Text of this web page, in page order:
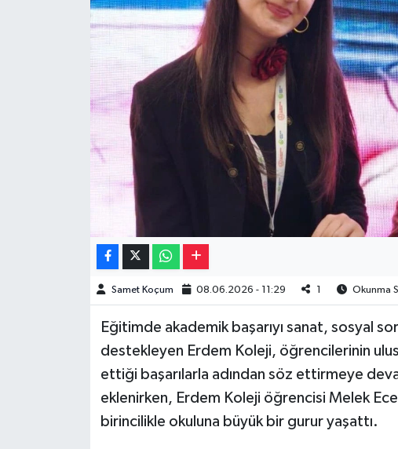
Samet Koçum 08.06.2026 - 11:29 Okunma
Eğitimde akademik başarıyı sanat, sosyal
destekleyen Erdem Koleji, öğrencilerinin
ettiği başarılarla adından söz ettirmeye
eklenirken, Erdem Koleji öğrencisi Melek
birincilikle okuluna büyük bir gurur yaşattı.
Resmi İlanlar
Teknoloji